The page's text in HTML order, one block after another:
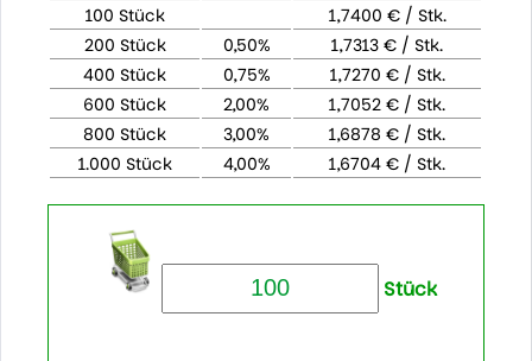
100 Stück
1,7400 € / Stk.
200 Stück
0,50%
1,7313 € / Stk.
400 Stück
0,75%
1,7270 € / Stk.
600 Stück
2,00%
1,7052 € / Stk.
800 Stück
3,00%
1,6878 € / Stk.
1.000 Stück
4,00% 1,6704 € / Stk.
Stück